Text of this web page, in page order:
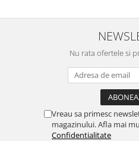
Nu rata ofertele si
Vreau sa primesc
magazinului. Afla mai
Confidentialitate